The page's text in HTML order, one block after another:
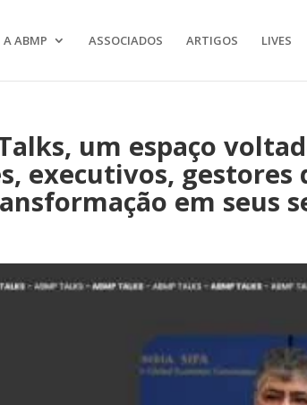
A ABMP ASSOCIADOS ARTIGOS LIVES
um espaço
executivos, gestores
em seus